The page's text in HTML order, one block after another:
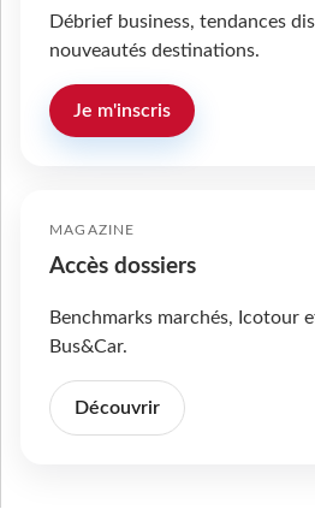
Débrief business, tendances
nouveautés destinations.
Je m'inscris
MAGAZINE
Accès dossiers
Benchmarks marchés, Icotour
Bus&Car.
Découvrir